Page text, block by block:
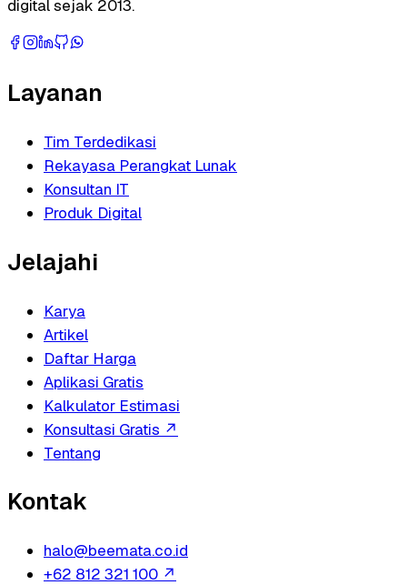
digital sejak 2013.
Layanan
Tim Terdedikasi
Rekayasa Perangkat Lunak
Konsultan IT
Produk Digital
Jelajahi
Karya
Artikel
Daftar Harga
Aplikasi Gratis
Kalkulator Estimasi
Konsultasi Gratis ↗
Tentang
Kontak
halo@beemata.co.id
+62 812 321 100 ↗